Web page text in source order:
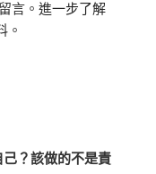
言。 進一步了解
。
？該做的不是責